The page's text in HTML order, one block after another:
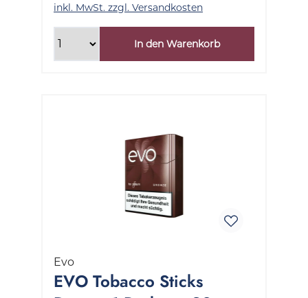
inkl. MwSt. zzgl. Versandkosten
In den Warenkorb
Evo
EVO Tobacco Sticks